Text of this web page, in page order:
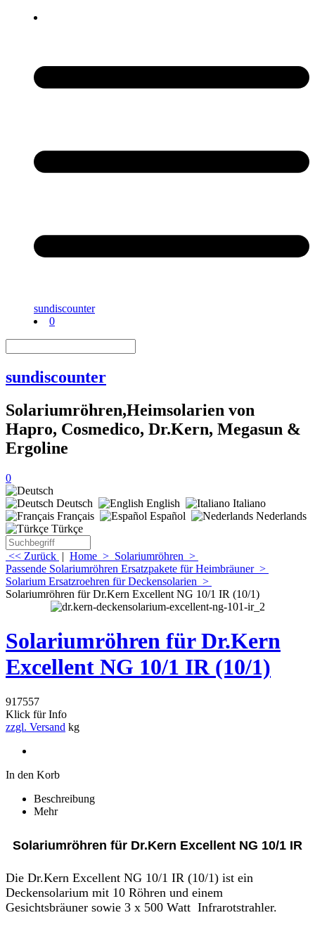
sundiscounter
0
sundiscounter
Solariumröhren,Heimsolarien von
Hapro, Cosmedico, Dr.Kern, Megasun &
Ergoline
0
Deutsch English
Italiano
Français
Español
Nederlands
Türkçe
<< Zurück | Home > Solariumröhren >
Passende Solariumröhren Ersatzpakete für Heimbräuner>
Solarium Ersatzroehren für Deckensolarien >
Solariumröhren für Dr.Kern Excellent NG 10/1 IR (10/1)
Solariumröhren für Dr.Kern
Excellent NG 10/1 IR (10/1)
917557
Klick für Info
zzgl. Versand kg
In den Korb
Beschreibung
Mehr
Solariumröhren für Dr.Kern Excellent NG 10/1 IR
Die Dr.Kern Excellent NG 10/1 IR (10/1) ist ein
Deckensolarium mit 10 Röhren und einem
Gesichtsbräuner sowie 3 x 500 Watt Infrarotstrahler.